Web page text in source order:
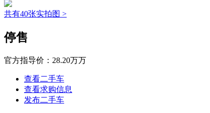
共有40张实拍图 >
停售
官方指导价： 28.20万万
查看二手车
查看求购信息
发布二手车